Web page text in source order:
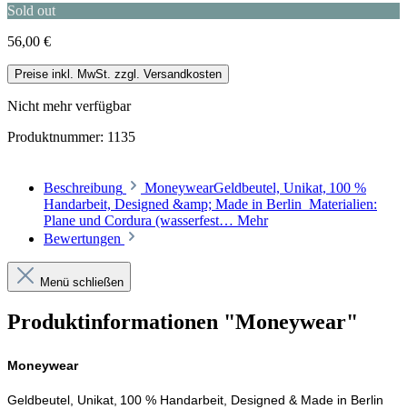
Sold out
56,00 €
Preise inkl. MwSt. zzgl. Versandkosten
Nicht mehr verfügbar
Produktnummer: 1135
Beschreibung
MoneywearGeldbeutel, Unikat, 100 %
Handarbeit, Designed &amp; Made in Berlin Materialien:
Plane und Cordura (wasserfest… Mehr
Bewertungen
Menü schließen
Produktinformationen "Moneywear"
Moneywear
Geldbeutel, Unikat, 100 % Handarbeit, Designed & Made in Berlin